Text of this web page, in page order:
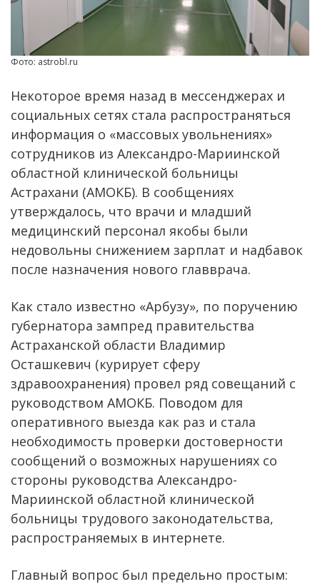
Фото: astrobl.ru
Некоторое время назад в мессенджерах и
социальных сетях стала распространяться
информация о «массовых увольнениях»
сотрудников из Александро-Мариинской
областной клинической больницы
Астрахани (АМОКБ). В сообщениях
утверждалось, что врачи и младший
медицинский персонал якобы были
недовольны снижением зарплат и надбавок
после назначения нового главврача.
Как стало известно «Арбузу», по поручению
губернатора зампред правительства
Астраханской области Владимир
Осташкевич (курирует сферу
здравоохранения) провел ряд совещаний с
руководством АМОКБ. Поводом для
оперативного выезда как раз и стала
необходимость проверки достоверности
сообщений о возможных нарушениях со
стороны руководства Александро-
Мариинской областной клинической
больницы трудового законодательства,
распространяемых в интернете.
Главный вопрос был предельно простым: